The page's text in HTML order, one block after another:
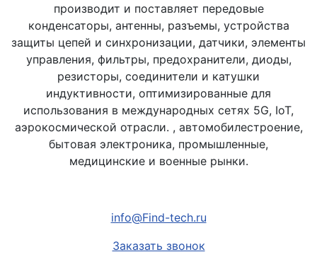
производит и поставляет передовые
конденсаторы, антенны, разъемы, устройства
защиты цепей и синхронизации, датчики, элементы
управления, фильтры, предохранители, диоды,
резисторы, соединители и катушки
индуктивности, оптимизированные для
использования в международных сетях 5G, IoT,
аэрокосмической отрасли. , автомобилестроение,
бытовая электроника, промышленные,
медицинские и военные рынки.
info@Find-tech.ru
Заказать звонок